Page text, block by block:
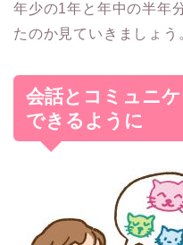
年少の1年と年中の半年
たのか見ていきましょう
会話とコミュニ
できるように